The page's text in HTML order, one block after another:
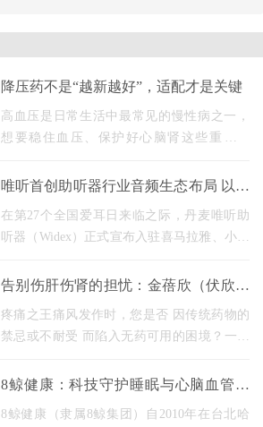
降压药不是“越新越好”，适配才是关键
高血压是日常生活中最常见的慢性病之一，
想要稳住血压、保护好心脑肾这些重要器
半年、一年的药之后，心里都会犯嘀咕：这
唯听首创助听器行业音频生态布局 以＂
用户故事＂重塑听力健康传播范式 构建
在第27个全国爱耳日来临之际，丹麦唯听助
听器（Widex）正式宣布入驻喜马拉雅、小宇
频内容生态的国际助听器品牌。这一战略举
告别伤肝伤肾的担忧：金蓓欣（伏欣奇
拜单抗）如何实现精准安全抗炎？
疼痛之王痛风发作时，您是否 因传统药物的
禁忌或不耐受 而陷入无药可用的困境？一款
这类患者带来 精准、长效的抗炎 新选择。但
8鲸健康：科技守护睡眠与心脑血管全
周期健康
8鲸健康（隶属8鲸集团）自2010年在台北哈